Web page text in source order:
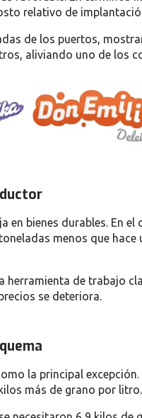
relativo de
de los puertos,
aliviando uno de los
en bienes durables. En
menos que
herramienta de trabajo
se deteriora.
la principal
más de grano por litro.